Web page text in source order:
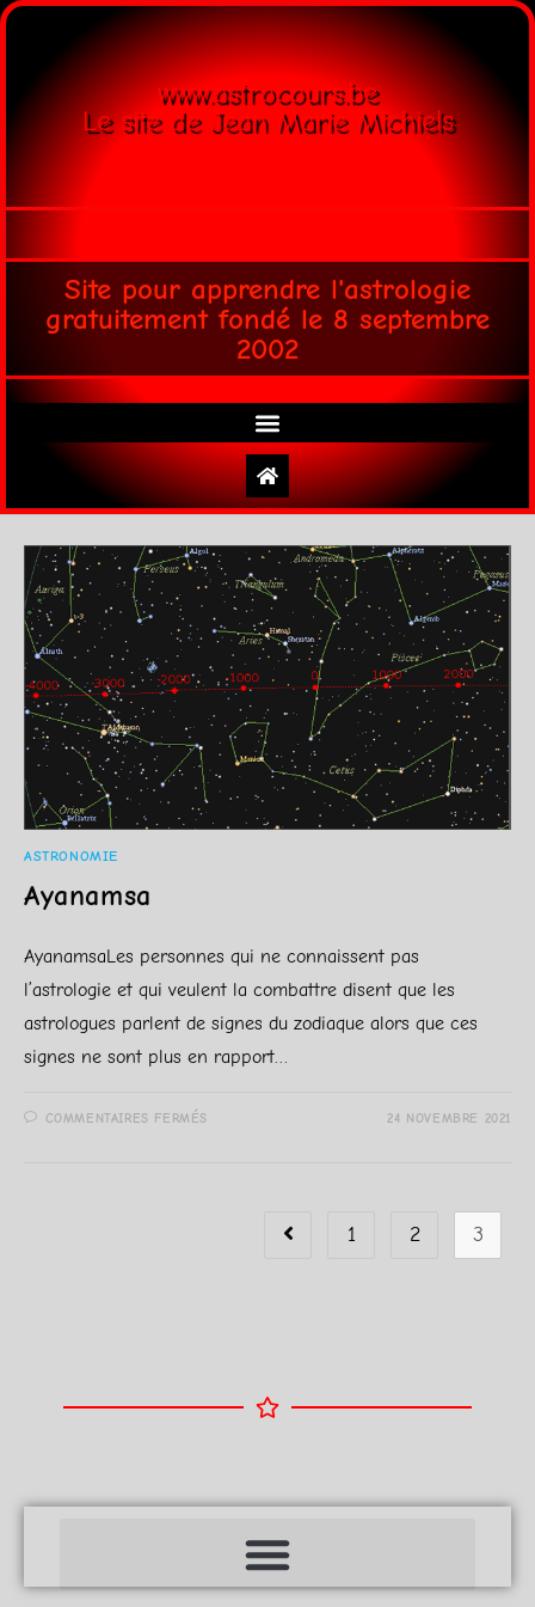
www.astrocours.be
Le site de Jean Marie Michiels
Site pour apprendre l'astrologie
gratuitement fondé le 8 septembre
2002
ASTRONOMIE
Ayanamsa
AyanamsaLes personnes qui ne connaissent pas
l’astrologie et qui veulent la combattre disent que les
astrologues parlent de signes du zodiaque alors que ces
signes ne sont plus en rapport…
COMMENTAIRES FERMÉS 24 NOVEMBRE 2021
1 2 3